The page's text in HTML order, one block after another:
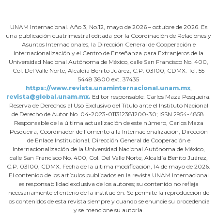
UNAM Internacional. Año 3, No.12, mayo de 2026 – octubre de 2026. Es
una publicación cuatrimestral editada por la Coordinación de Relaciones y
Asuntos Internacionales, la Dirección General de Cooperación e
Internacionalización y el Centro de Enseñanza para Extranjeros de la
Universidad Nacional Autónoma de México, calle San Francisco No. 400,
Col. Del Valle Norte, Alcaldía Benito Juárez, C.P. 03100, CDMX. Tel. 55
5448 3800 ext. 37435
https://www.revista.unaminternacional.unam.mx,
revista@global.unam.mx. Editor responsable: Carlos Maza Pesqueira.
Reserva de Derechos al Uso Exclusivo del Título ante el Instituto Nacional
de Derecho de Autor No. 04-2023-011312381200-30; ISSN 2954-4858.
Responsable de la última actualización de este número, Carlos Maza
Pesqueira, Coordinador de Fomento a la Internacionalización, Dirección
de Enlace Institucional, Dirección General de Cooperación e
Internacionalización de la Universidad Nacional Autónoma de México,
calle San Francisco No. 400, Col. Del Valle Norte, Alcaldía Benito Juárez,
C.P. 03100, CDMX. Fecha de la última modificación, 14 de mayo de 2026.
El contenido de los artículos publicados en la revista UNAM Internacional
es responsabilidad exclusiva de los autores; su contenido no refleja
necesariamente el criterio de la institución. Se permite la reproducción de
los contenidos de esta revista siempre y cuando se enuncie su procedencia
y se mencione su autoría.